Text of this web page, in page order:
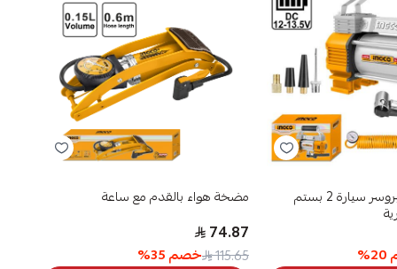
منفاخ هواء كمبروسر سيارة 2 بستم
20
%
مضخة هواء بالقدم مع ساعة
74.87
115.65 خصم35
%